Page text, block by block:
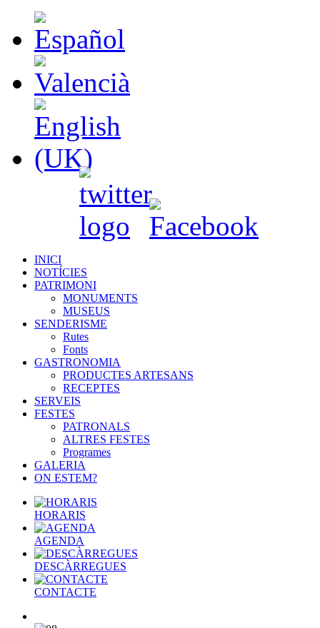
INICI
NOTÍCIES
PATRIMONI
MONUMENTS
MUSEUS
SENDERISME
Rutes
Fonts
GASTRONOMIA
PRODUCTES ARTESANS
RECEPTES
SERVEIS
FESTES
PATRONALS
ALTRES FESTES
Programes
GALERIA
ON ESTEM?
HORARIS
AGENDA
DESCÀRREGUES
CONTACTE